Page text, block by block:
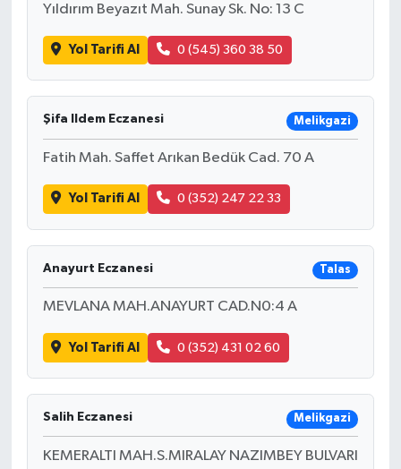
Yıldırım Beyazıt Mah. Sunay Sk. No: 13 C
Yol Tarifi Al 0 (545) 360 38 50
Şifa Ildem Eczanesi Melikgazi
Fatih Mah. Saffet Arıkan Bedük Cad. 70 A
Yol Tarifi Al 0 (352) 247 22 33
Anayurt Eczanesi Talas
MEVLANA MAH.ANAYURT CAD.N0:4 A
Yol Tarifi Al 0 (352) 431 02 60
Salih Eczanesi Melikgazi
KEMERALTI MAH.S.MIRALAY NAZIMBEY BULVARI